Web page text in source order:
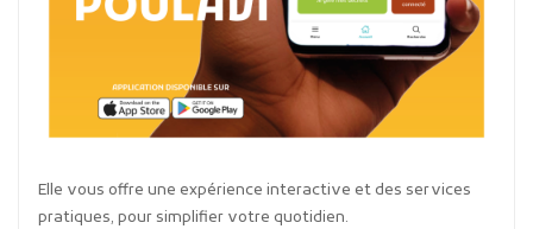
Elle vous offre une expérience interactive et des services
pratiques, pour simplifier votre quotidien.